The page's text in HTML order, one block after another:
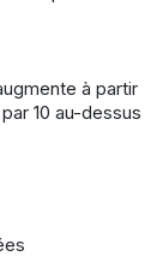
à partir
10 au-dessus